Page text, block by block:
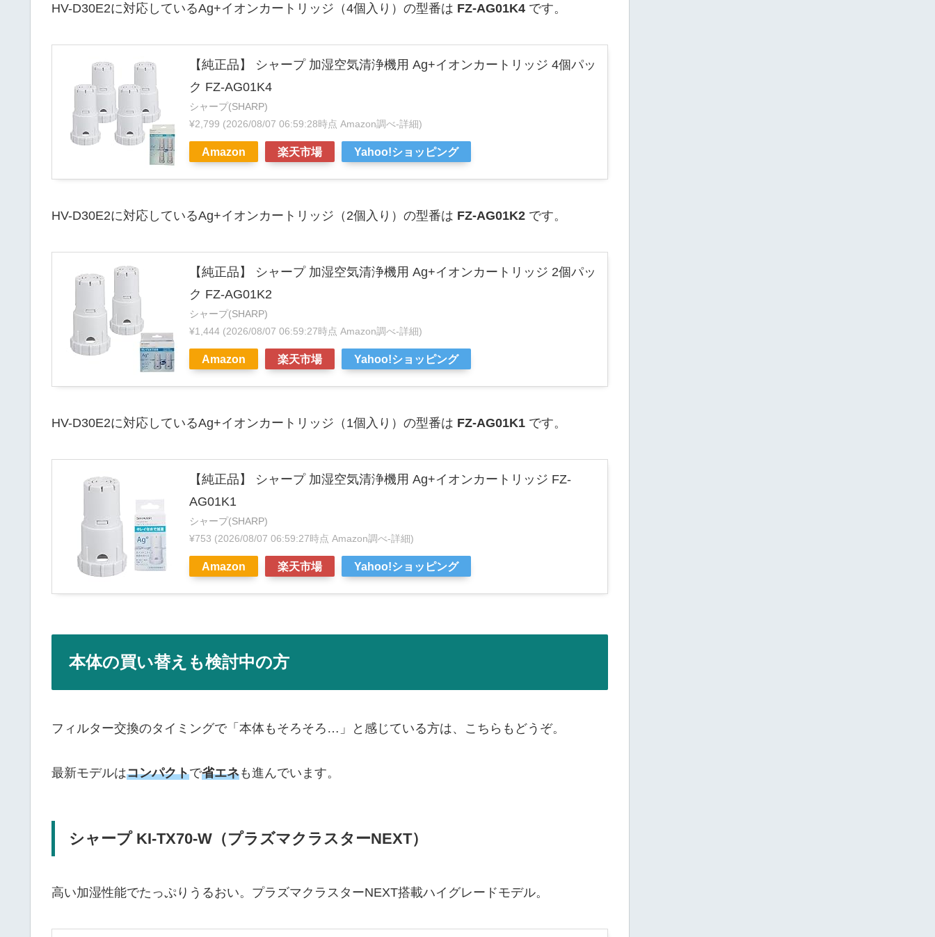
HV-D30E2に対応しているAg+イオンカートリッジ（4個入り）の型番は FZ-AG01K4 です。
【純正品】 シャープ 加湿空気清浄機用 Ag+イオンカートリッジ 4個パッ
ク FZ-AG01K4
シャープ(SHARP)
¥2,799 (2026/08/07 06:59:28時点 Amazon調べ-詳細)
Amazon 楽天市場 Yahoo!ショッピング
HV-D30E2に対応しているAg+イオンカートリッジ（2個入り）の型番は FZ-AG01K2 です。
【純正品】 シャープ 加湿空気清浄機用 Ag+イオンカートリッジ 2個パッ
ク FZ-AG01K2
シャープ(SHARP)
¥1,444 (2026/08/07 06:59:27時点 Amazon調べ-詳細)
Amazon 楽天市場 Yahoo!ショッピング
HV-D30E2に対応しているAg+イオンカートリッジ（1個入り）の型番は FZ-AG01K1 です。
【純正品】 シャープ 加湿空気清浄機用 Ag+イオンカートリッジ FZ-
AG01K1
シャープ(SHARP)
¥753 (2026/08/07 06:59:27時点 Amazon調べ-詳細)
Amazon 楽天市場 Yahoo!ショッピング
本体の買い替えも検討中の方
フィルター交換のタイミングで「本体もそろそろ…」と感じている方は、こちらもどうぞ。
最新モデルはコンパクトで省エネも進んでいます。
シャープ KI-TX70-W（プラズマクラスターNEXT）
高い加湿性能でたっぷりうるおい。プラズマクラスターNEXT搭載ハイグレードモデル。